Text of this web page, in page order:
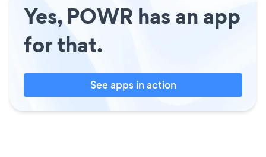
Yes, POWR has an app
for that.
See apps in action